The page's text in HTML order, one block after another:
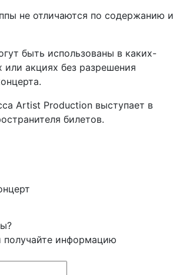
не отличаются по содержанию и
быть использованы в каких-
или акциях без разрешения
Artist Production выступает в
билетов.
получайте информацию